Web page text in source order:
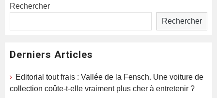
Rechercher
Rechercher
Derniers Articles
Editorial tout frais : Vallée de la Fensch. Une voiture de
collection coûte-t-elle vraiment plus cher à entretenir ?